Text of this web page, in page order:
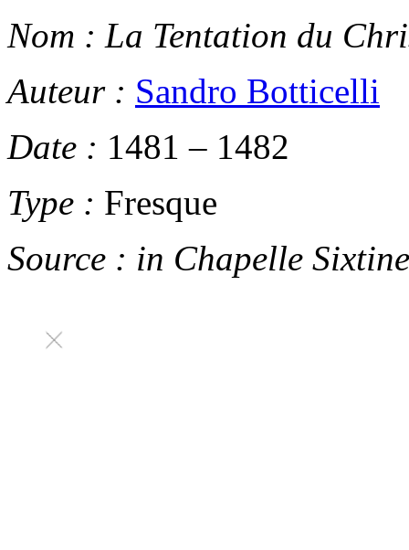
Nom : La Tentation du
Auteur : Sandro Botticelli
Date : 1481– 1482
Type : Fresque
Source : in Chapelle Sixtine